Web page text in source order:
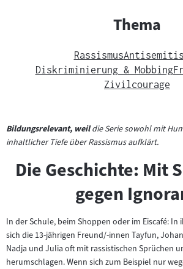
Thema
Rassismus
Diskriminierung & Mobbing
Zivilcourage
Bildungsrelevant, weildie Serie sowohl mit
inhaltlicher Tiefe über Rassismus aufklärt.
Die Geschichte: Mit
gegen
In der Schule, beim Shoppen oder im Eiscafé:
sich die 13-jährigen Freund/-innen Tayfun,
Nadja und Julia oft mit rassistischen Sprüchen
herumschlagen. Wenn sich zum Beispiel nur